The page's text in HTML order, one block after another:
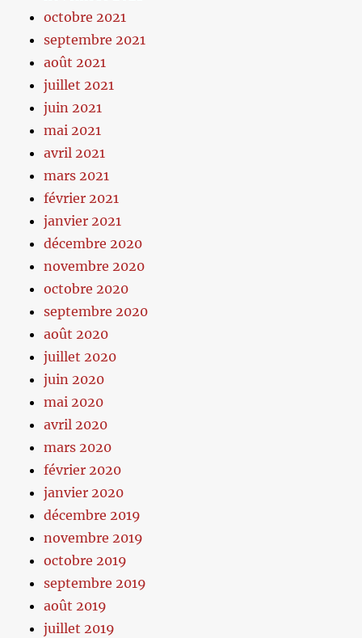
octobre 2021
septembre 2021
août 2021
juillet 2021
juin 2021
mai 2021
avril 2021
mars 2021
février 2021
janvier 2021
décembre 2020
novembre 2020
octobre 2020
septembre 2020
août 2020
juillet 2020
juin 2020
mai 2020
avril 2020
mars 2020
février 2020
janvier 2020
décembre 2019
novembre 2019
octobre 2019
septembre 2019
août 2019
juillet 2019